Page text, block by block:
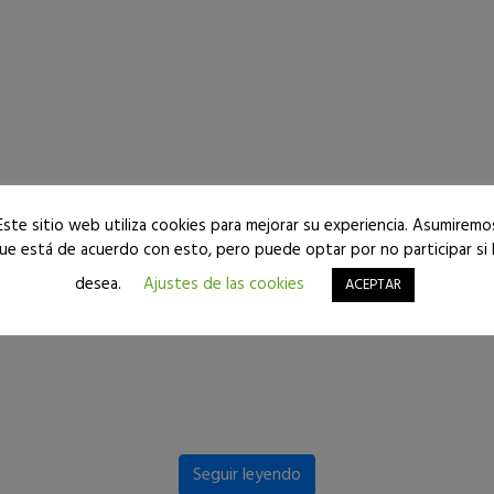
Seguir leyendo
sitio web utiliza cookies para mejorar su experiencia.
está de acuerdo con esto, pero puede optar por no participar si
desea.
Ajustes de las cookies ACEPTAR